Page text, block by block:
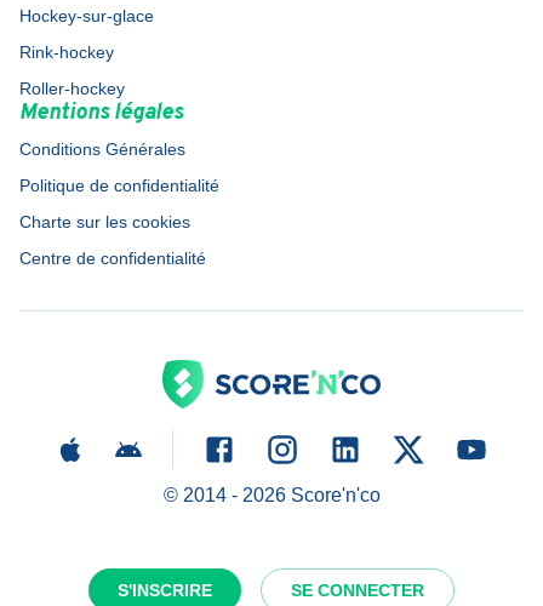
S'INSCRIRE SE CONNECTER
Hockey-sur-glace
Rink-hockey
Roller-hockey
Mentions légales
Conditions Générales
Politique de confidentialité
Charte sur les cookies
Centre de confidentialité
© 2014 - 2026Score'n'co